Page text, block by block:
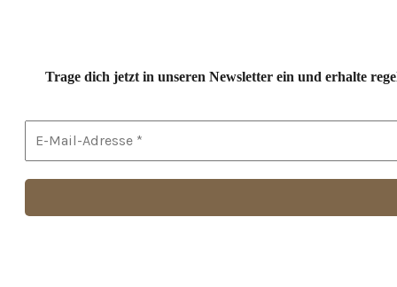
Trage dich jetzt in unseren Newsletter ein und erhalte